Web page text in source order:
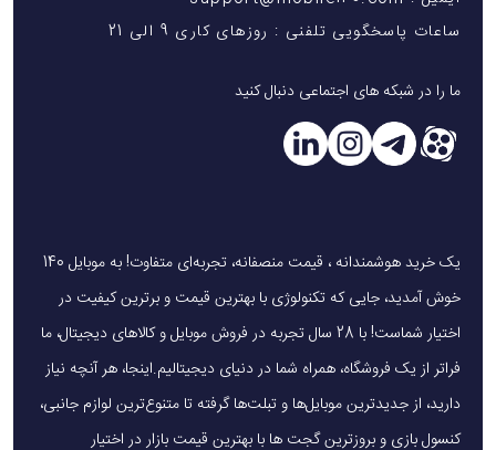
ساعات پاسخگویی تلفنی : روزهای کاری 9 الی 21
ما را در شبکه های اجتماعی دنبال کنید
یک خرید هوشمندانه ، قیمت منصفانه، تجربه‌ای متفاوت! به موبایل 140
خوش آمدید، جایی که تکنولوژی با بهترین قیمت و برترین کیفیت در
اختیار شماست! با 28 سال تجربه در فروش موبایل و کالاهای دیجیتال، ما
فراتر از یک فروشگاه، همراه شما در دنیای دیجیتالیم.اینجا، هر آنچه نیاز
دارید، از جدیدترین موبایل‌ها و تبلت‌ها گرفته تا متنوع‌ترین لوازم جانبی،
کنسول بازی و بروزترین گجت ها با بهترین قیمت بازار در اختیار